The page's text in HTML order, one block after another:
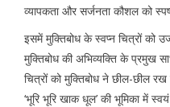
व्यापकता और सर्जनता कौशल को
इसमें मुक्तिबोध के स्वप्न चित्रों को
मुक्तिबोध की अभिव्यक्ति के प्रमुख
चित्रों को मुक्तिबोध ने छील-छील रख
‘भूरि भूरि खाक धूल’ की भूमिका में